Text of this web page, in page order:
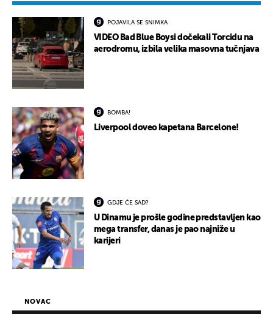
POJAVILA SE SNIMKA
VIDEO Bad Blue Boysi dočekali Torcidu na
aerodromu, izbila velika masovna tučnjava
BOMBA!
Liverpool doveo kapetana Barcelone!
GDJE ĆE SAD?
U Dinamu je prošle godine predstavljen kao
mega transfer, danas je pao najniže u
karijeri
NOVAC